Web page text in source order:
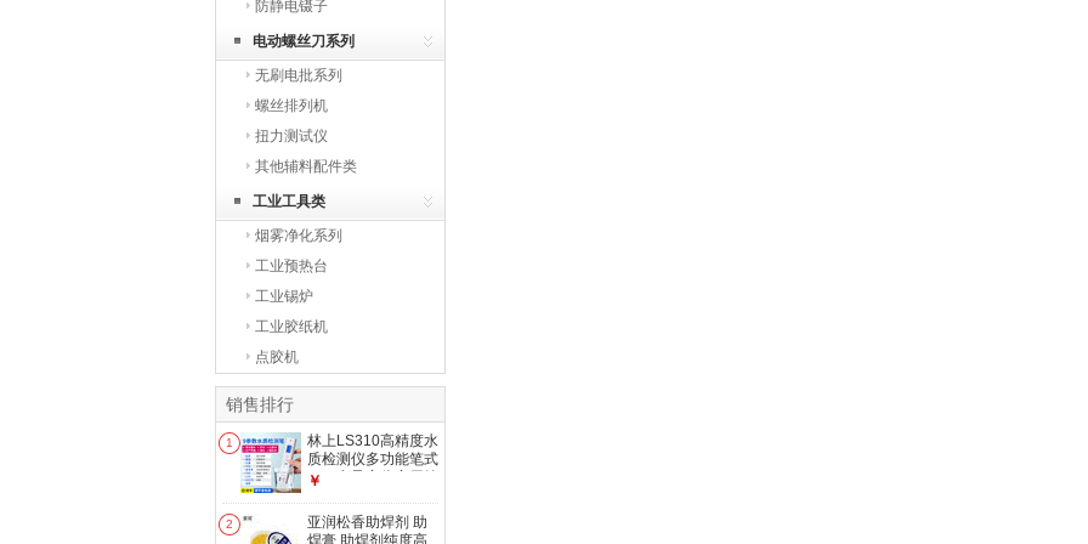
防静电镊子
电动螺丝刀系列
无刷电批系列
螺丝排列机
扭力测试仪
其他辅料配件类
工业工具类
烟雾净化系列
工业预热台
工业锡炉
工业胶纸机
点胶机
销售排行
1
林上LS310高精度水
质检测仪多功能笔式
TDS电导率仪家用纯
LS311【可测九项指
标,国家计量认证】
￥
2
亚润松香助焊剂 助
焊膏 助焊剂纯度高